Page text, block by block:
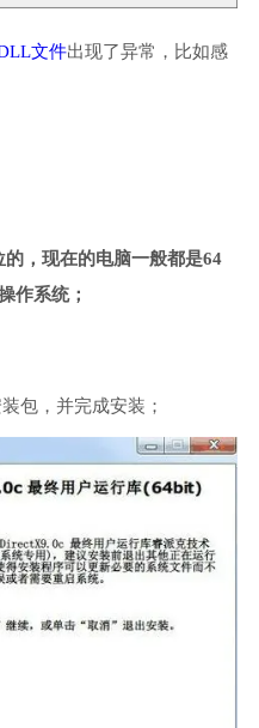
文件出现了异常，比如感
，现在的电脑一般都是64
作系统；
包，并完成安装；